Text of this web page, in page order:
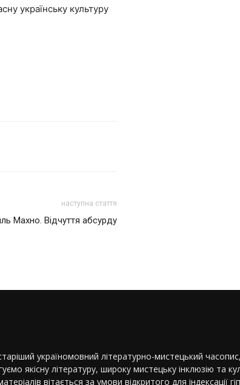
українську культуру
наступна стаття
Махно. Відчуття абсурду
україномовний літературно-мистецький
якісну літературу, широку мистецьку інклюзію та
вітається за умови відкритого для індексації